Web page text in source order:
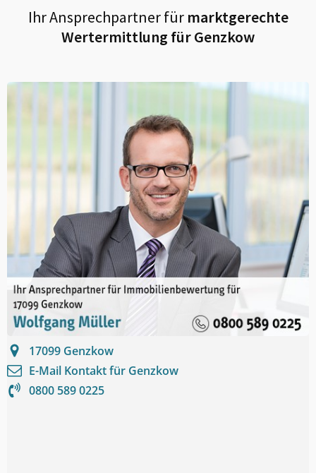
Ihr Ansprechpartner fürmarktgerechte
Wertermittlung fürGenzkow
17099 Genzkow
E-Mail Kontakt für Genzkow
0800 589 0225